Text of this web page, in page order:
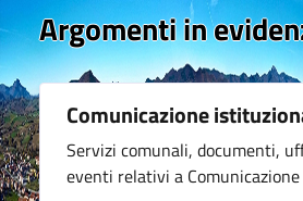
Argomenti in
Comunicazione
Servizi comunali, documenti,
eventi relativi a